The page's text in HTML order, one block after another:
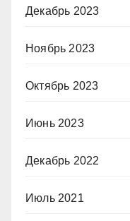
Декабрь 2023
Ноябрь 2023
Октябрь 2023
Июнь 2023
Декабрь 2022
Июль 2021